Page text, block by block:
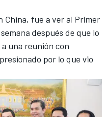
China, fue a ver al Primer
después de que lo
una reunión con
por lo que vio